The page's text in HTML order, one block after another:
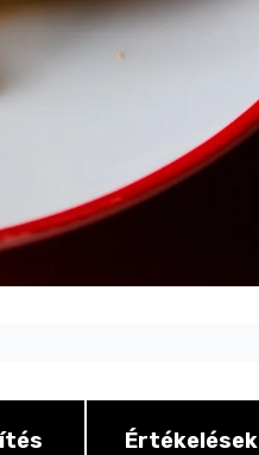
Értékelések